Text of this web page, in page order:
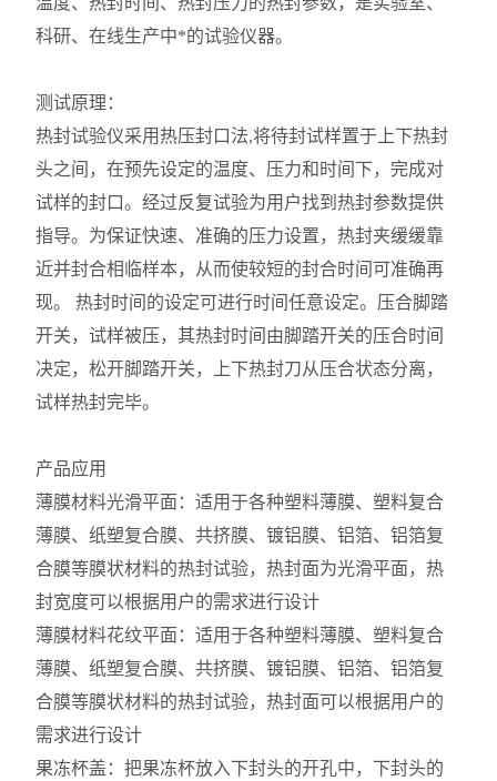
科研、在线生产中*的试验仪器。
测试原理：
热封试验仪采用热压封口法,将待封试样置于上下热封
头之间，在预先设定的温度、压力和时间下，完成对
试样的封口。经过反复试验为用户找到热封参数提供
指导。为保证快速、准确的压力设置，热封夹缓缓靠
近并封合相临样本，从而使较短的封合时间可准确再
现。 热封时间的设定可进行时间任意设定。压合脚踏
开关，试样被压，其热封时间由脚踏开关的压合时间
决定，松开脚踏开关，上下热封刀从压合状态分离，
试样热封完毕。
产品应用
薄膜材料光滑平面：适用于各种塑料薄膜、塑料复合
薄膜、纸塑复合膜、共挤膜、镀铝膜、铝箔、铝箔复
合膜等膜状材料的热封试验，热封面为光滑平面，热
封宽度可以根据用户的需求进行设计
薄膜材料花纹平面：适用于各种塑料薄膜、塑料复合
薄膜、纸塑复合膜、共挤膜、镀铝膜、铝箔、铝箔复
合膜等膜状材料的热封试验，热封面可以根据用户的
需求进行设计
果冻杯盖：把果冻杯放入下封头的开孔中，下封头的